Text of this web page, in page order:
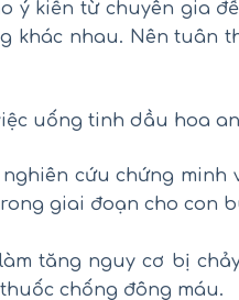
kiến từ chuyên gia
khác nhau. Nên tuân
uống tinh dầu hoa
cứu chứng
giai đoạn cho con
tăng nguy cơ bị
chống đông máu.